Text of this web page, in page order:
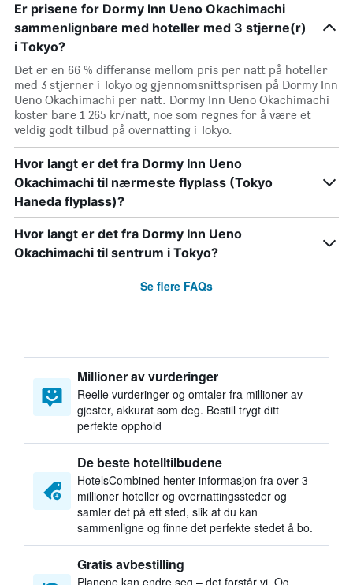
Er prisene for Dormy Inn Ueno Okachimachi
sammenlignbare med hoteller med 3 stjerne(r)
i Tokyo?
Det er en 66 % differanse mellom pris per natt på hoteller
med 3 stjerner i Tokyo og gjennomsnittsprisen på Dormy Inn
Ueno Okachimachi per natt. Dormy Inn Ueno Okachimachi
koster bare 1 265 kr/natt, noe som regnes for å være et
veldig godt tilbud på overnatting i Tokyo.
Hvor langt er det fra Dormy Inn Ueno
Okachimachi til nærmeste flyplass (Tokyo
Haneda flyplass)?
Hvor langt er det fra Dormy Inn Ueno
Okachimachi til sentrum i Tokyo?
Se flere FAQs
Millioner av vurderinger
Reelle vurderinger og omtaler fra millioner av
gjester, akkurat som deg. Bestill trygt ditt
perfekte opphold
De beste hotelltilbudene
HotelsCombined henter informasjon fra over 3
millioner hoteller og overnattingssteder og
samler det på ett sted, slik at du kan
sammenligne og finne det perfekte stedet å bo.
Gratis avbestilling
Planene kan endre seg – det forstår vi. Og